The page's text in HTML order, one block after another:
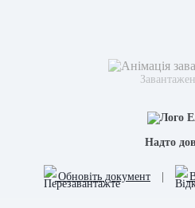
Надто
Обновіть документ